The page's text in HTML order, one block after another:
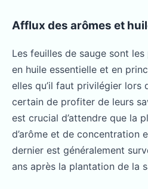
Afflux des arômes et
Les feuilles de sauge sont
en huile essentielle et en
elles qu’il faut privilégier lors
certain de profiter de leurs
est crucial d’attendre que la
d’arôme et de concentration
dernier est généralement
ans après la plantation de la